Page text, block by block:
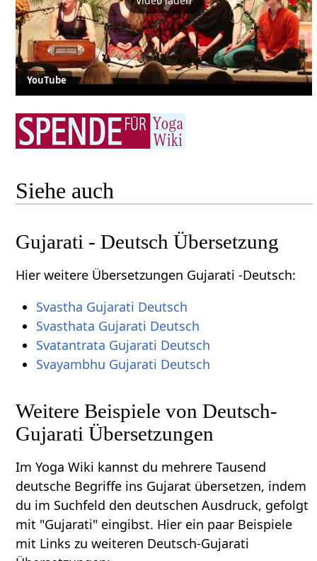
YouTube
Siehe auch
Gujarati - Deutsch Übersetzung
Hier weitere Übersetzungen Gujarati -Deutsch:
Svastha Gujarati Deutsch
Svasthata Gujarati Deutsch
Svatantrata Gujarati Deutsch
Svayambhu Gujarati Deutsch
Weitere Beispiele von Deutsch-
Gujarati Übersetzungen
Im Yoga Wiki kannst du mehrere Tausend
deutsche Begriffe ins Gujarat übersetzen, indem
du im Suchfeld den deutschen Ausdruck, gefolgt
mit "Gujarati" eingibst. Hier ein paar Beispiele
mit Links zu weiteren Deutsch-Gujarati